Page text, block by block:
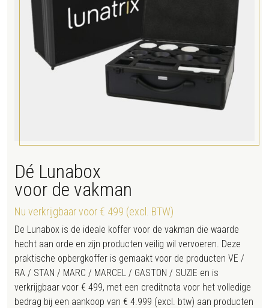
Dé Lunabox
voor de vakman
Nu verkrijgbaar voor € 499 (excl. BTW)
De Lunabox is de ideale koffer voor de vakman die waarde
hecht aan orde en zijn producten veilig wil vervoeren. Deze
praktische opbergkoffer is gemaakt voor de producten VE /
RA / STAN / MARC / MARCEL / GASTON / SUZIE en is
verkrijgbaar voor € 499, met een creditnota voor het volledige
bedrag bij een aankoop van € 4.999 (excl. btw) aan producten